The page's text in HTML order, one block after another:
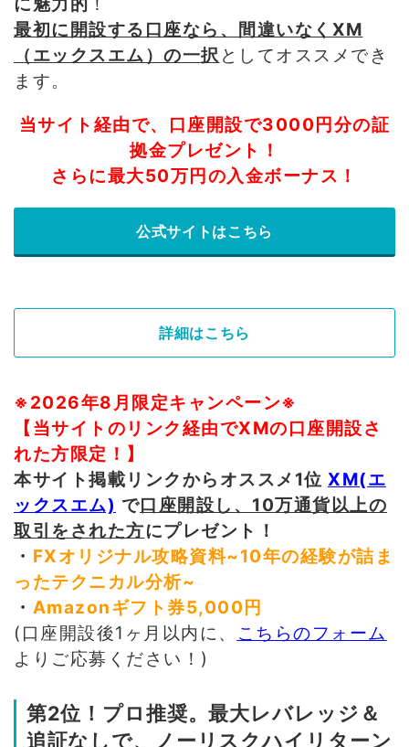
最初に開設する口座なら、間違いなくXM
（エックスエム）の一択としてオススメでき
ます。
当サイト経由で、口座開設で3000円分の証
拠金プレゼント！
さらに最大50万円の入金ボーナス！
公式サイトはこちら
詳細はこちら
※2026年8月限定キャンペーン※
【当サイトのリンク経由でXMの口座開設さ
れた方限定！】
本サイト掲載リンクからオススメ1位 XM(エ
ックスエム) で口座開設し、10万通貨以上の
取引をされた方にプレゼント！
・ FXオリジナル攻略資料~10年の経験が詰ま
ったテクニカル分析~
・ Amazonギフト券5,000円
(口座開設後1ヶ月以内に、
こちらのフォーム
よりご応募ください！)
第2位！プロ推奨。最大レバレッジ＆
追証なしで、ノーリスクハイリターン